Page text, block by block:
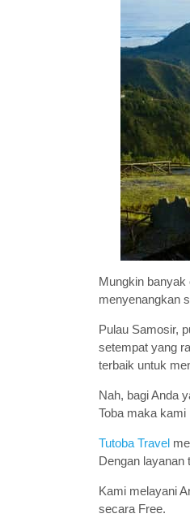
Mungkin banyak
menyenangkan
Pulau Samosir,
setempat yang
terbaik untuk
Nah, bagi Anda
Toba maka kami
Tutoba Travel
Dengan layanan
Kami melayani
secara Free.